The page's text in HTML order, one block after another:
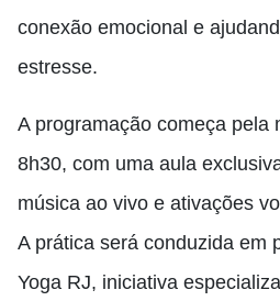
conexão emocional e
estresse.
A programação começa pela
8h30, com uma aula
música ao vivo e ativações
A prática será conduzida em
Yoga RJ, iniciativa